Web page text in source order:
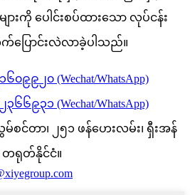
းကို ပေါင်းစပ်ထားသော လုပ်ငန်း
ြောင်းလဲလာခဲ့ပါသည်။
၀၉၉၂၀ (Wechat/WhatsApp)
၆၆၉၃၁ (Wechat/WhatsApp)
စင်တာ၊ ၂၅၁ ဖန်ဟေးလမ်း၊ ရှီးအန်
တရုတ်နိုင်ငံ။